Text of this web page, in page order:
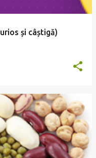
și câștigă)